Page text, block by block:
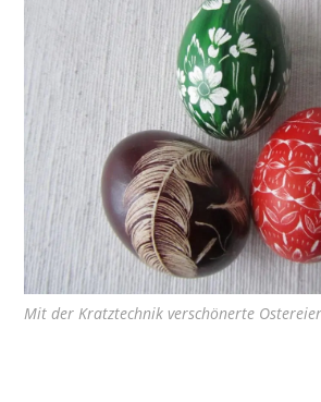
Mit der Kratztechnik verschönerte